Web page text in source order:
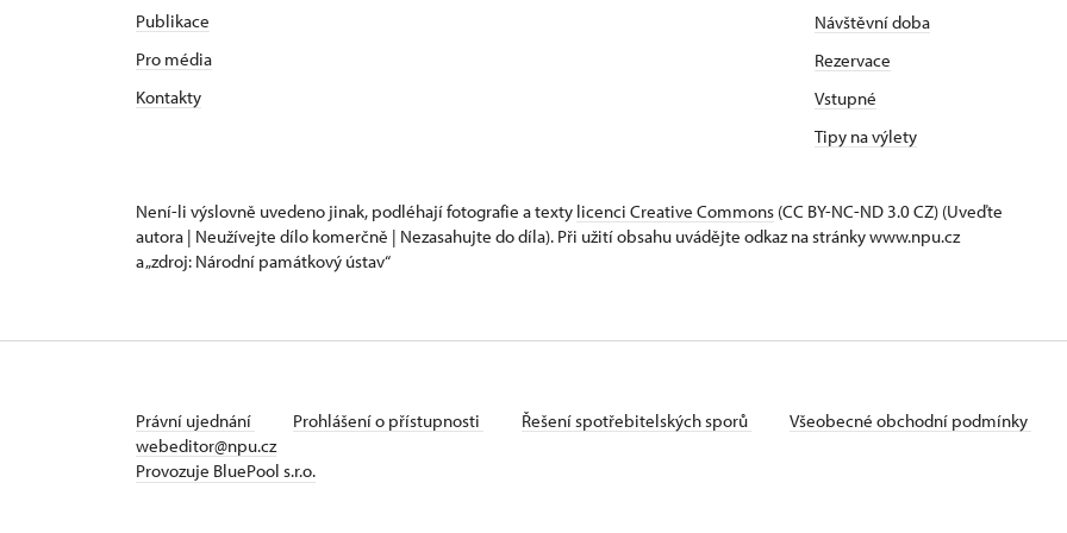
Publikace
Pro média
Kontakty
Návštěvní doba
Rezervace
Vstupné
Tipy na výlety
Není-li výslovně uvedeno jinak, podléhají fotografie a texty licenci Creative Commons (CC BY-NC-ND 3.0 CZ) (Uveďte
autora | Neužívejte dílo komerčně | Nezasahujte do díla). Při užití obsahu uvádějte odkaz na stránky www.npu.cz
a „zdroj: Národní památkový ústav“
Právní ujednání Prohlášení o přístupnosti Řešení spotřebitelských sporů Všeobecné obchodní podmínky
webeditor@npu.cz
Provozuje BluePool s.r.o.